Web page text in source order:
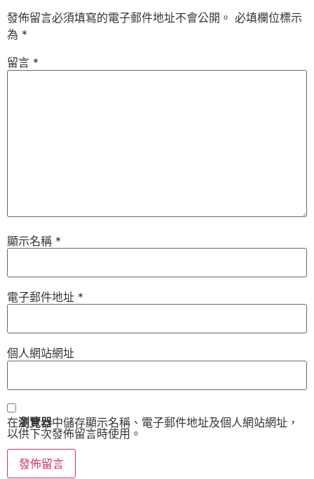
發佈留言必須填寫的電子郵件地址不會公開。 必填欄位標示
為 *
留言 *
顯示名稱 *
電子郵件地址 *
個人網站網址
在瀏覽器中儲存顯示名稱、電子郵件地址及個人網站網址，
以供下次發佈留言時使用。